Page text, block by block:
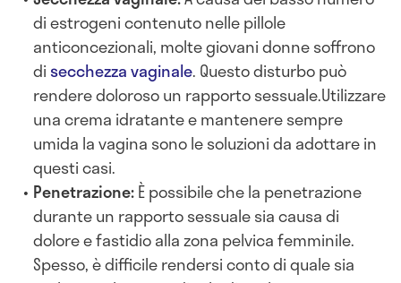
di estrogeni contenuto nelle pillole
anticoncezionali, molte giovani donne soffrono
di secchezza vaginale. Questo disturbo può
rendere doloroso un rapporto sessuale.Utilizzare
una crema idratante e mantenere sempre
umida la vagina sono le soluzioni da adottare in
questi casi.
Penetrazione:È possibile che la penetrazione
durante un rapporto sessuale sia causa di
dolore e fastidio alla zona pelvica femminile.
Spesso, è difficile rendersi conto di quale sia